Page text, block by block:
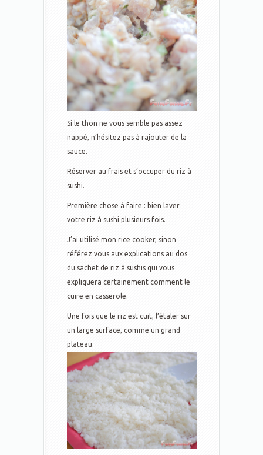
Si le thon ne vous semble pas assez
nappé, n’hésitez pas à rajouter de la
sauce.
Réserver au frais et s’occuper du riz à
sushi.
Première chose à faire : bien laver
votre riz à sushi plusieurs fois.
J’ai utilisé mon rice cooker, sinon
référez vous aux explications au dos
du sachet de riz à sushis qui vous
expliquera certainement comment le
cuire en casserole.
Une fois que le riz est cuit, l’étaler sur
un large surface, comme un grand
plateau.